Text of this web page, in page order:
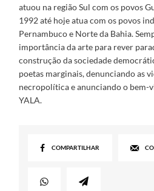
atuou na região Sul com os povos
1992 até hoje atua com os povos
Pernambuco e Norte da Bahia.
importância da arte para rever
construção da sociedade
poetas marginais, denunciando as
necropolítica e anunciando o bem-
YALA.
COMPARTILHAR